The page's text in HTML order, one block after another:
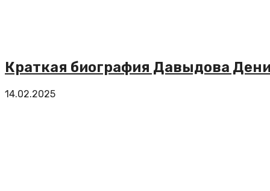
Краткая биография Давыдова
14.02.2025